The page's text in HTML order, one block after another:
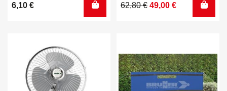
6,10 € 62,80€
Alkuperäinen
49,00 €
Nykyinen